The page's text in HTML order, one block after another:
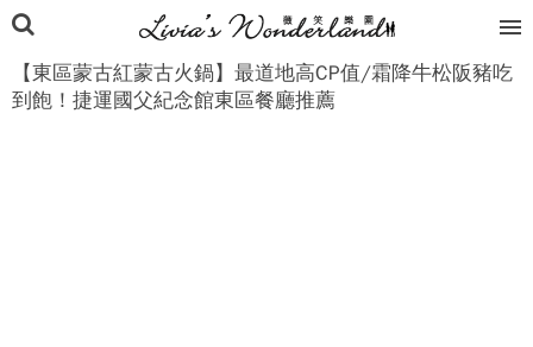
【東區蒙古紅蒙古火鍋】最道地高CP值/霜降牛松阪豬吃
到飽！捷運國父紀念館東區餐廳推薦